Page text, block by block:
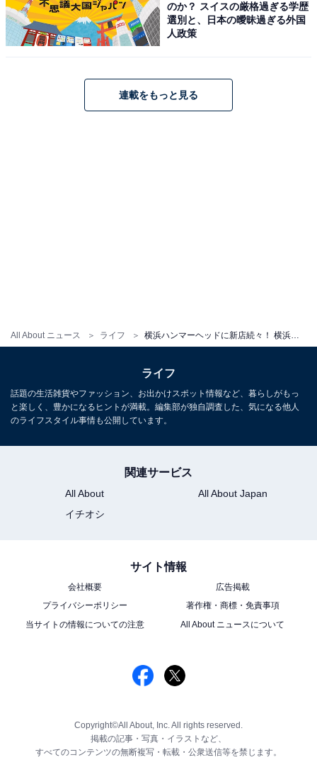
All About ニュース ライフ 横浜ハンマーヘッドに新店続々！ 横浜初登場のバーガー、日本初上陸グルメ、進化系アイスを徹底リポ
のか？ スイスの厳格過ぎる学歴
選別と、日本の曖昧過ぎる外国
人政策
連載をもっと見る
ライフ
話題の生活雑貨やファッション、お出かけスポット情報など、暮らしがもっ
と楽しく、豊かになるヒントが満載。編集部が独自調査した、気になる他人
のライフスタイル事情も公開しています。
関連サービス
All About
All About Japan
イチオシ
サイト情報
会社概要
広告掲載
プライバシーポリシー
著作権・商標・免責事項
当サイトの情報についての注意
All About ニュースについて
Copyright©All About, Inc. All rights reserved.
掲載の記事・写真・イラストなど、
すべてのコンテンツの無断複写・転載・公衆送信等を禁じます。